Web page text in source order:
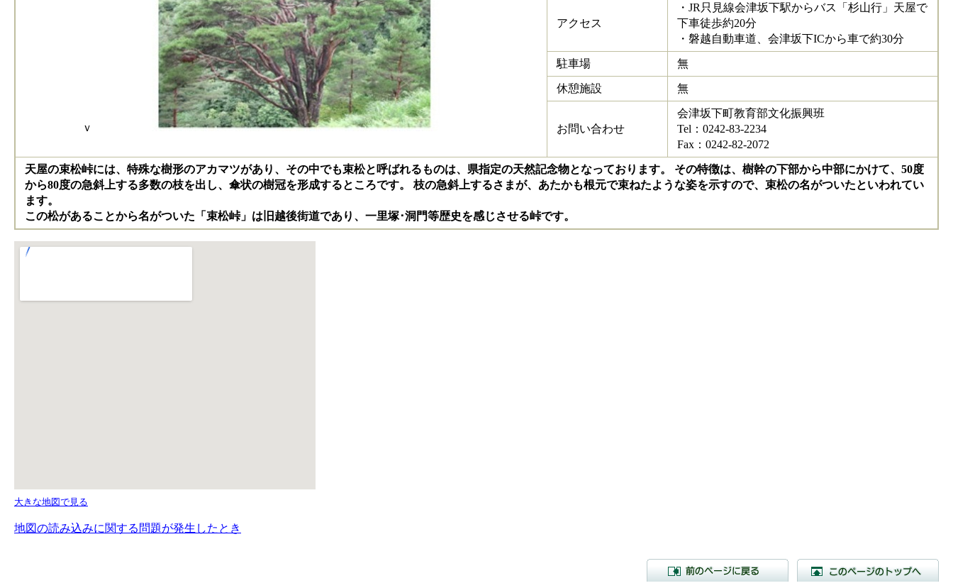
ｖ
アクセス
・JR只見線会津坂下駅からバス「杉山行」天屋で
下車徒歩約20分
・磐越自動車道、会津坂下ICから車で約30分
駐車場 無
休憩施設 無
お問い合わせ
会津坂下町教育部文化振興班
Tel：0242-83-2234
Fax：0242-82-2072
天屋の束松峠には、特殊な樹形のアカマツがあり、その中でも束松と呼ばれるものは、県指定の天然記念物となっております。 その特徴は、樹幹の下部から中部にかけて、50度
から80度の急斜上する多数の枝を出し、傘状の樹冠を形成するところです。 枝の急斜上するさまが、あたかも根元で束ねたような姿を示すので、束松の名がついたといわれてい
ます。
この松があることから名がついた「束松峠」は旧越後街道であり、一里塚･洞門等歴史を感じさせる峠です。
大きな地図で見る
地図の読み込みに関する問題が発生したとき
前のページに戻る